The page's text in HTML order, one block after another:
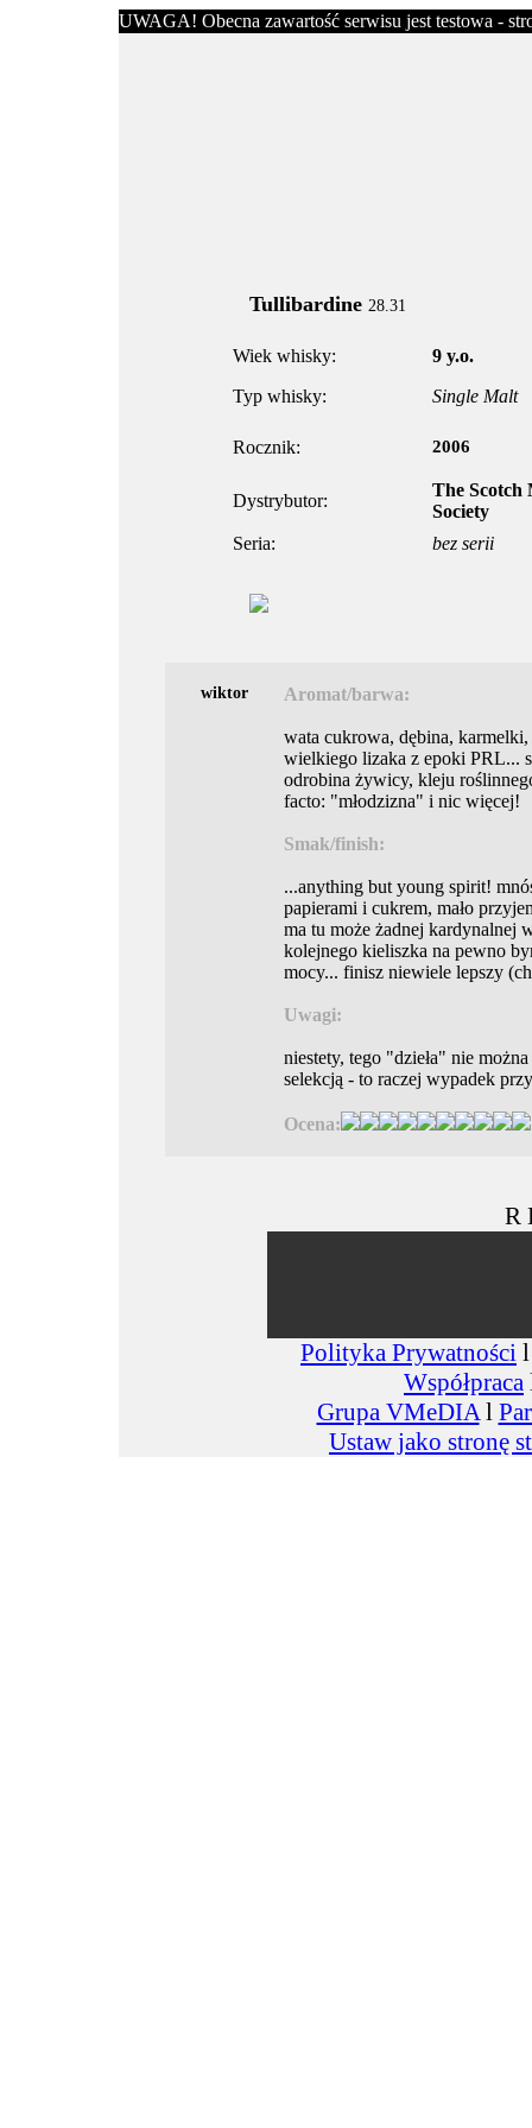
UWAGA! Obecna zawartość serwisu jest testowa -
Tullibardine 28.31
Wiek whisky:
9 y.o.
Typ whisky:
Single Malt
Rocznik: 2006
Dystrybutor:
The Scotch
Society
Seria:
bez serii
wiktor Aromat/barwa:
wata cukrowa, dębina,
wielkiego lizaka z epoki PRL...
odrobina żywicy, kleju
facto: "młodzizna" i nic więcej!
Smak/finish:
...anything but young spirit!
papierami i cukrem, mało
ma tu może żadnej kardynalnej
kolejnego kieliszka na pewno
mocy... finisz niewiele lepszy
Uwagi:
niestety, tego "dzieła" nie
selekcją - to raczej wypadek
Ocena:
R
Polityka Prywatności
Współpraca
Grupa VMeDIAl
Ustaw jako stronę